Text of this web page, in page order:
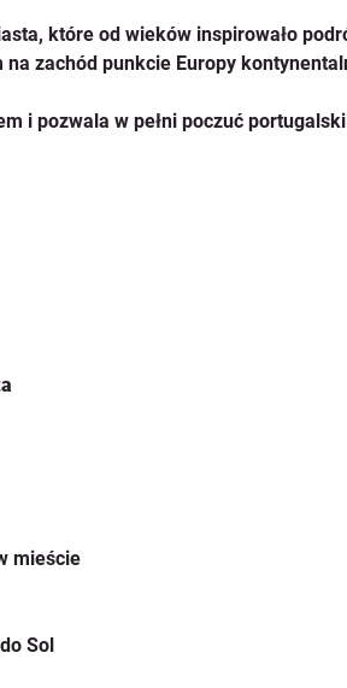
które od wieków inspirowało
zachód punkcie Europy
i pozwala w pełni poczuć
mieście
Sol